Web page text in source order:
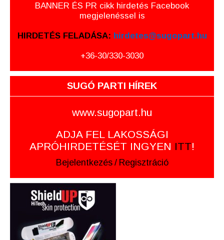
BANNER ÉS PR cikk hirdetés Facebook
megjelenéssel is
HIRDETÉS FELADÁSA: hirdetes@sugopart.hu
+36-30/330-3030
SUGÓ PARTI HÍREK
www.sugopart.hu
ADJA FEL LAKOSSÁGI
APRÓHIRDETÉSÉT INGYEN ITT!
Bejelentkezés / Regisztráció